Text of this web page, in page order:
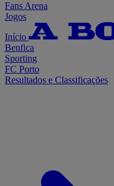
Fans Arena
Jogos
Início
Benfica
Sporting
FC Porto
Resultados e Classificações